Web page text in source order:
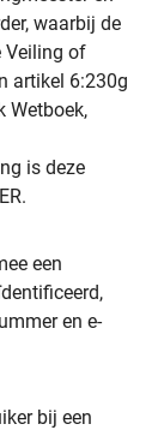
waarbij de
Veiling of
artikel 6:230g
Wetboek,
is deze
een
en e-
bij een